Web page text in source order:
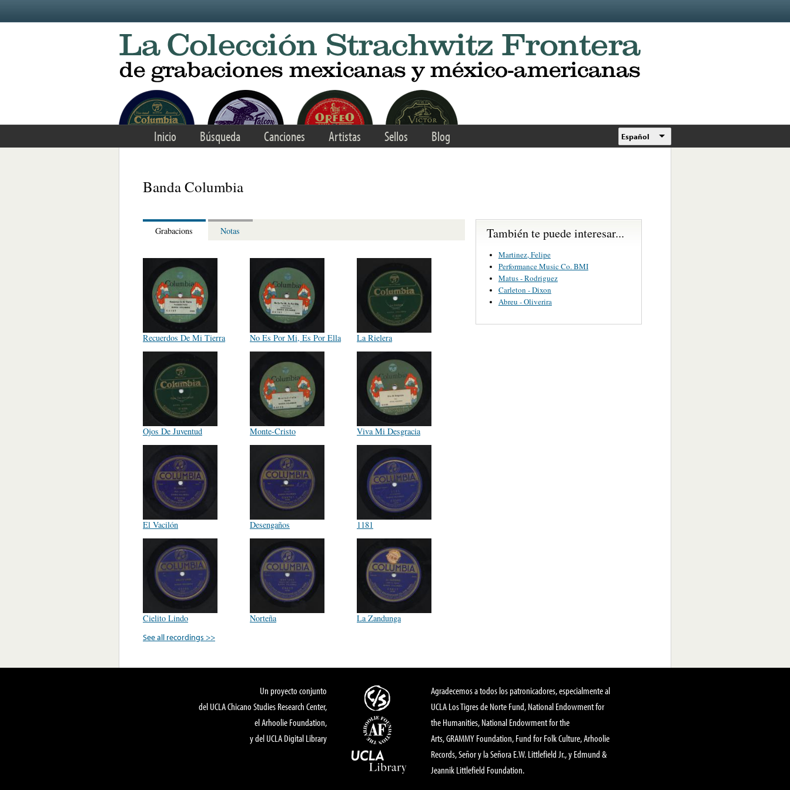
Inicio Búsqueda Canciones Artistas Sellos Blog Español
Banda Columbia
Grabacions Notas
Recuerdos De Mi Tierra No Es Por Mi, Es Por Ella La Rielera
Ojos De Juventud Monte-Cristo Viva Mi Desgracia
El Vacilón Desengaños 1181
Cielito Lindo Norteña
La Zandunga
See all recordings >>
También te puede interesar...
Martinez, Felipe
Performance Music Co. BMI
Matus - Rodriguez
Carleton - Dixon
Abreu - Oliverira
Un proyecto conjunto
del UCLA Chicano Studies Research Center,
el Arhoolie Foundation,
y del UCLA Digital Library
Agradecemos a todos los patronicadores, especialmente al
UCLA Los Tigres de Norte Fund, National Endowment for
the Humanities, National Endowment for the
Arts, GRAMMY Foundation, Fund for Folk Culture, Arhoolie
Records, Señor y la Señora E.W. Littlefield Jr., y Edmund &
Jeannik Littlefield Foundation.